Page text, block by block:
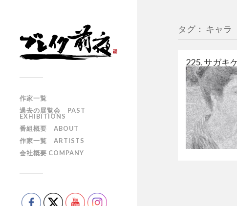
作家一覧
過去の展覧会 PAST
EXHIBITIONS
番組概要 ABOUT
作家一覧 ARTISTS
会社概要 COMPANY
タグ： キャラ
225. サガキ